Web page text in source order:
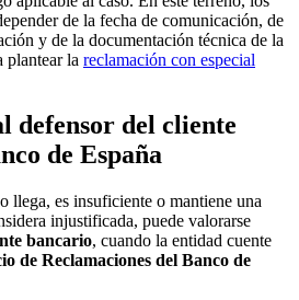
de la fecha de comunicación, de
y de la documentación técnica de la
plantear la reclamación con especial
defensor del cliente
de España
llega, es insuficiente o mantiene una
injustificada, puede valorarse
bancario, cuando la entidad cuente
de Reclamaciones del Banco de